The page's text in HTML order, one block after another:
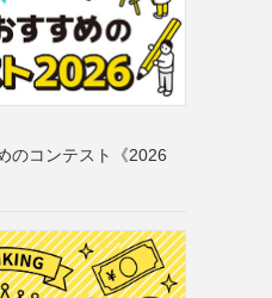
のコンテスト《2026